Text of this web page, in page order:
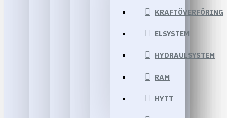
KRAFTÖVERFÖRING
ELSYSTEM
HYDRAULSYSTEM
RAM
HYTT